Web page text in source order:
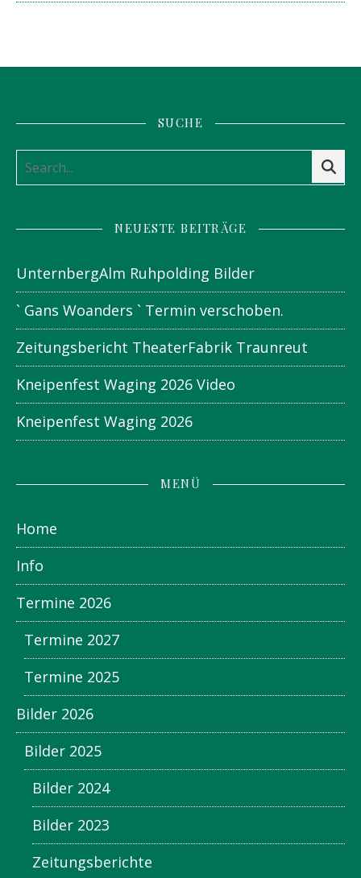
SUCHE
NEUESTE BEITRÄGE
UnternbergAlm Ruhpolding Bilder
` Gans Woanders ` Termin verschoben.
Zeitungsbericht TheaterFabrik Traunreut
Kneipenfest Waging 2026 Video
Kneipenfest Waging 2026
MENÜ
Home
Info
Termine 2026
Termine 2027
Termine 2025
Bilder 2026
Bilder 2025
Bilder 2024
Bilder 2023
Zeitungsberichte